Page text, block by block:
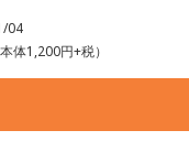
04
体1,200円+税）